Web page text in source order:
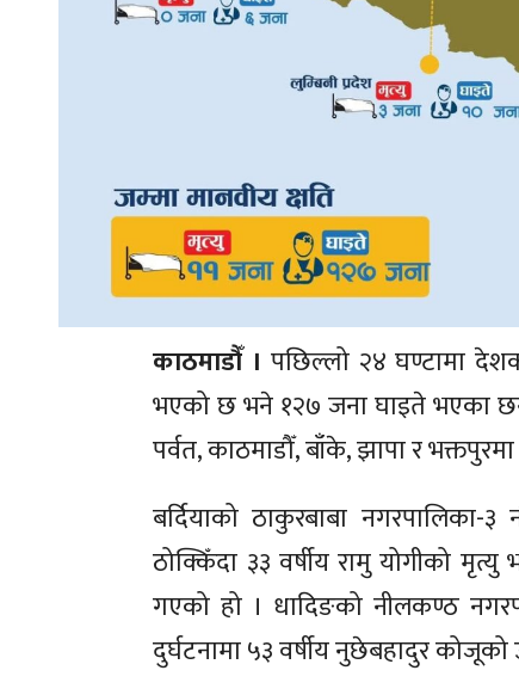
काठमाडौँ । पछिल्लो २४ घण्टामा
भएको छ भने १२७ जना घाइते भएका छन्
पर्वत, काठमाडौँ, बाँके, झापा र
बर्दियाको ठाकुरबाबा
ठोक्किँदा ३३ वर्षीय रामु योगीको
गएको हो । धादिङको नीलकण्ठ
दुर्घटनामा ५३ वर्षीय नुछेबहादुर